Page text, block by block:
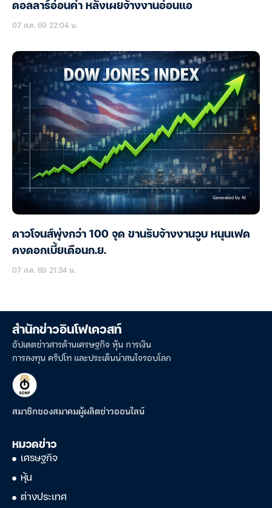
ดอลลาร์อ่อนค่า หลังเผยจ้างงานอ่อนแอ
07 ส.ค. 69 22:04 น.
ดาวโจนส์พุ่งกว่า 100 จุด ขานรับจ้างงานวูบ หนุนเฟด
คงดอกเบี้ยเดือนก.ย.
07 ส.ค. 69 21:34 น.
สำนักข่าวอินโฟเควสท์
อัปเดตข่าวสารด้านเศรษฐกิจ หุ้น การเงิน
การลงทุน คริปโท และประเด็นน่าสนใจรอบโลก
สมาชิกของสมาคมผู้ผลิตข่าวออนไลน์
หมวดข่าว
เศรษฐกิจ
หุ้น
ต่างประเทศ